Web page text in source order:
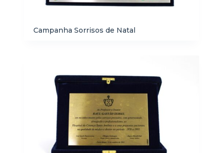
Campanha Sorrisos de Natal